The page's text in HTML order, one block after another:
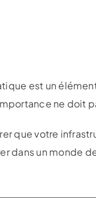
est un
ne doit
que votre
dans un monde